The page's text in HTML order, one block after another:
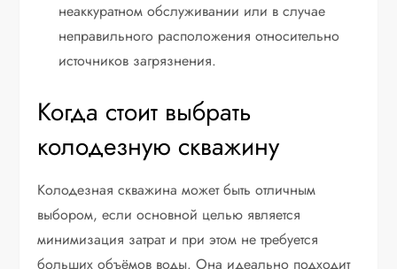
неаккуратном обслуживании или в случае
неправильного расположения относительно
источников загрязнения.
Когда стоит выбрать
колодезную скважину
Колодезная скважина может быть отличным
выбором, если основной целью является
минимизация затрат и при этом не требуется
больших объёмов воды. Она идеально подходит